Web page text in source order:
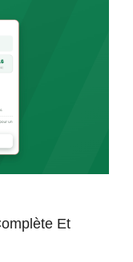
Et